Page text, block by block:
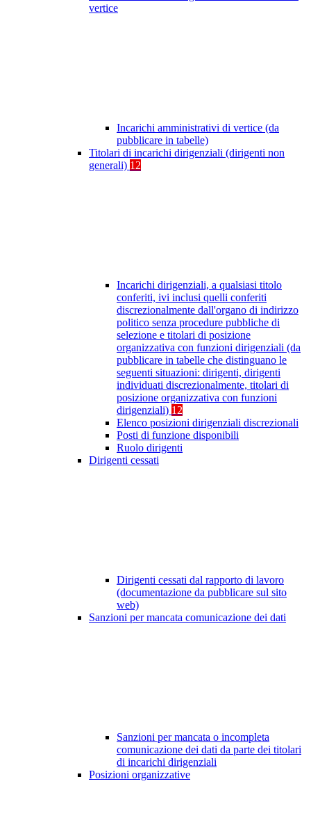
vertice
Incarichi amministrativi di vertice (da
pubblicare in tabelle)
Titolari di incarichi dirigenziali (dirigenti non
generali) 12
Incarichi dirigenziali, a qualsiasi titolo
conferiti, ivi inclusi quelli conferiti
discrezionalmente dall'organo di indirizzo
politico senza procedure pubbliche di
selezione e titolari di posizione
organizzativa con funzioni dirigenziali (da
pubblicare in tabelle che distinguano le
seguenti situazioni: dirigenti, dirigenti
individuati discrezionalmente, titolari di
posizione organizzativa con funzioni
dirigenziali) 12
Elenco posizioni dirigenziali discrezionali
Posti di funzione disponibili
Ruolo dirigenti
Dirigenti cessati
Dirigenti cessati dal rapporto di lavoro
(documentazione da pubblicare sul sito
web)
Sanzioni per mancata comunicazione dei dati
Sanzioni per mancata o incompleta
comunicazione dei dati da parte dei titolari
di incarichi dirigenziali
Posizioni organizzative